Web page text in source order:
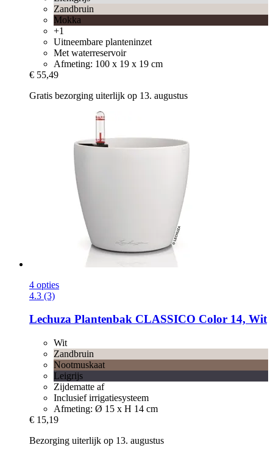
Zandbruin
Mokka
+1
Uitneembare planteninzet
Met waterreservoir
Afmeting: 100 x 19 x 19 cm
€ 55,49
Gratis bezorging uiterlijk op 13. augustus
4 opties
4.3 (3)
Lechuza Plantenbak CLASSICO Color 14, Wit
Wit
Zandbruin
Nootmuskaat
Leigrijs
Zijdematte af
Inclusief irrigatiesysteem
Afmeting: Ø 15 x H 14 cm
€ 15,19
Bezorging uiterlijk op 13. augustus